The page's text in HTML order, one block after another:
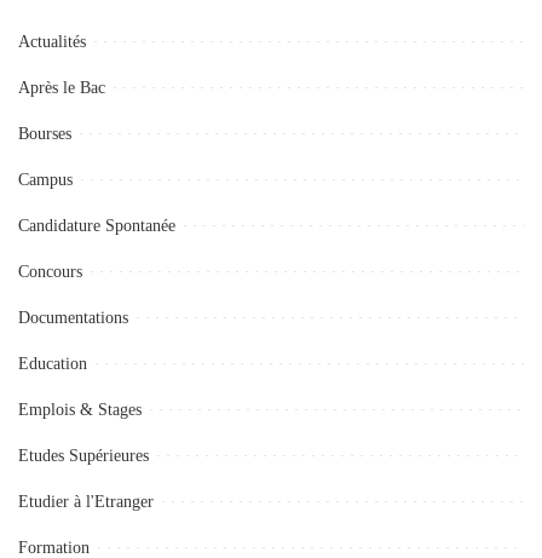
Actualités
Après le Bac
Bourses
Campus
Candidature Spontanée
Concours
Documentations
Education
Emplois & Stages
Etudes Supérieures
Etudier à l'Etranger
Formation